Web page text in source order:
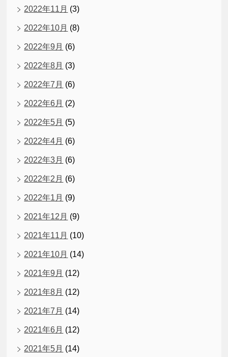
2022年11月 (3)
2022年10月 (8)
2022年9月 (6)
2022年8月 (3)
2022年7月 (6)
2022年6月 (2)
2022年5月 (5)
2022年4月 (6)
2022年3月 (6)
2022年2月 (6)
2022年1月 (9)
2021年12月 (9)
2021年11月 (10)
2021年10月 (14)
2021年9月 (12)
2021年8月 (12)
2021年7月 (14)
2021年6月 (12)
2021年5月 (14)